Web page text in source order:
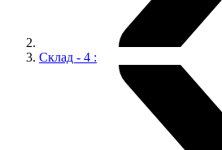
Склад - 4 :